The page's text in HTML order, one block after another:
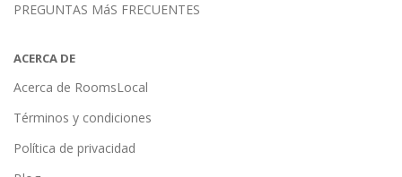
PREGUNTAS MáS FRECUENTES
ACERCA DE
Acerca de RoomsLocal
Términos y condiciones
Política de privacidad